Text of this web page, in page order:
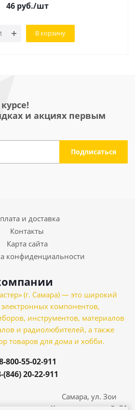
46 руб./шт
В корзину
и акциях первым
и доставка
Контакты
Карта сайта
конфиденциальности
(г. Самара) — это широкий
электронных компонентов,
инструментов, материалов
и радиолюбителей, а также
товаров для дома и хобби.
800-55-02-911
(846) 20-22-911
Самара, ул. Зои
Космодемьянской, 21